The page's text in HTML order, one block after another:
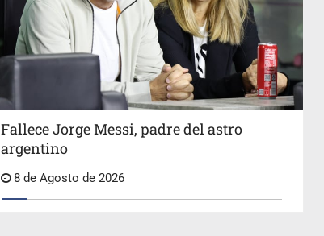
Fallece Jorge Messi, padre del astro
argentino
8 de Agosto de 2026